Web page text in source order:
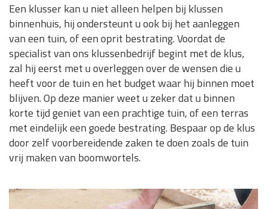
Een klusser kan u niet alleen helpen bij klussen
binnenhuis, hij ondersteunt u ook bij het aanleggen
van een tuin, of een oprit bestrating. Voordat de
specialist van ons klussenbedrijf begint met de klus,
zal hij eerst met u overleggen over de wensen die u
heeft voor de tuin en het budget waar hij binnen moet
blijven. Op deze manier weet u zeker dat u binnen
korte tijd geniet van een prachtige tuin, of een terras
met eindelijk een goede bestrating. Bespaar op de klus
door zelf voorbereidende zaken te doen zoals de tuin
vrij maken van boomwortels.